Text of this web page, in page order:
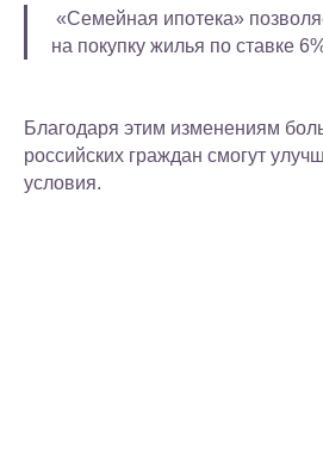
«Семейная ипотека»
на покупку жилья по ставке
Благодаря этим изменениям
российских граждан смогут
условия.